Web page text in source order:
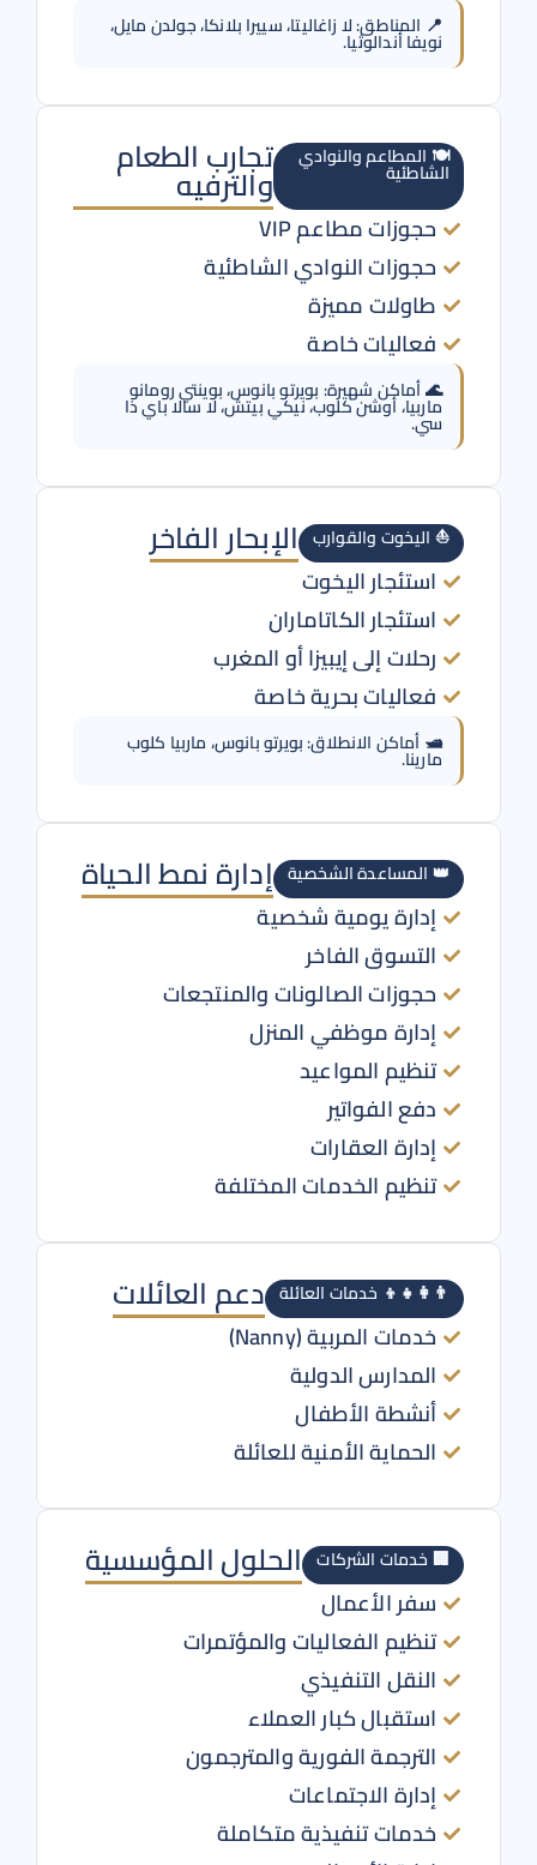
📍 المناطق: لا زاغاليتا، سييرا بلانكا، جولدن مايل،
نويفا أندالوثيا.
🍽️ المطاعم والنوادي
الشاطئية تجارب الطعام
والترفيه
حجوزات مطاعم VIP
حجوزات النوادي الشاطئية
طاولات مميزة
فعاليات خاصة
🌊 أماكن شهيرة: بويرتو بانوس، بوينتي رومانو
ماربيا، أوشن كلوب، نيكي بيتش، لا سالا باي ذا
⛵ اليخوت والقوارب الإبحار الفاخر
استئجار اليخوت
استئجار الكاتاماران
رحلات إلى إيبيزا أو المغرب
فعاليات بحرية خاصة
🛥️ أماكن الانطلاق: بويرتو بانوس، ماربيا كلوب
👑 المساعدة الشخصية إدارة نمط الحياة
إدارة يومية شخصية
التسوق الفاخر
حجوزات الصالونات والمنتجعات
إدارة موظفي المنزل
تنظيم المواعيد
دفع الفواتير
إدارة العقارات
تنظيم الخدمات المختلفة
👨‍👩‍👧‍👦 خدمات العائلة دعم العائلات
خدمات المربية (Nanny)
المدارس الدولية
أنشطة الأطفال
الحماية الأمنية للعائلة
🏢 خدمات الشركات الحلول المؤسسية
سفر الأعمال
تنظيم الفعاليات والمؤتمرات
النقل التنفيذي
استقبال كبار العملاء
الترجمة الفورية والمترجمون
إدارة الاجتماعات
خدمات تنفيذية متكاملة